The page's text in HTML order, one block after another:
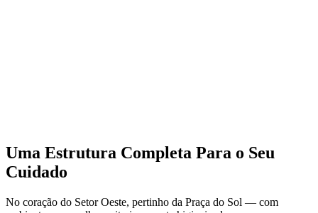
Uma Estrutura Completa Para o Seu
Cuidado
No coração do Setor Oeste, pertinho da Praça do Sol — com